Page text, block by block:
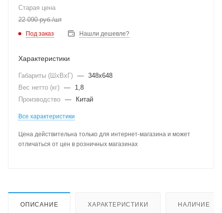
Старая цена
22 090руб./шт
Под заказ Нашли дешевле?
Характеристики
Габариты (ШхВхГ) — 348х648
Вес нетто (кг) —
1,8
Производство — Китай
Все характеристики
Цена действительна только для интернет-магазина и может
отличаться от цен в розничных магазинах
ОПИСАНИЕ ХАРАКТЕРИСТИКИ НАЛИЧИЕ